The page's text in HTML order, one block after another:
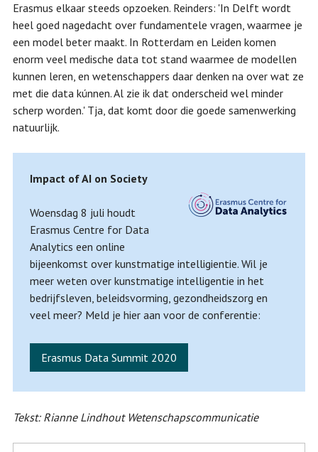
Erasmus elkaar steeds opzoeken. Reinders: 'In Delft wordt
heel goed nagedacht over fundamentele vragen, waarmee je
een model beter maakt. In Rotterdam en Leiden komen
enorm veel medische data tot stand waarmee de modellen
kunnen leren, en wetenschappers daar denken na over wat ze
met die data kúnnen. Al zie ik dat onderscheid wel minder
scherp worden.' Tja, dat komt door die goede samenwerking
natuurlijk.
Impact of AI on Society
Woensdag 8 juli houdt
Erasmus Centre for Data
Analytics een online
bijeenkomst over kunstmatige intelligientie. Wil je
meer weten over kunstmatige intelligentie in het
bedrijfsleven, beleidsvorming, gezondheidszorg en
veel meer? Meld je hier aan voor de conferentie:
Erasmus Data Summit 2020
Tekst: Rianne Lindhout Wetenschapscommunicatie